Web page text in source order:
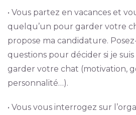
• Vous partez en vacances et
quelqu’un pour garder votre
propose ma candidature.
questions pour décider si je
garder votre chat (motivation,
personnalité…).
• Vous vous interrogez sur